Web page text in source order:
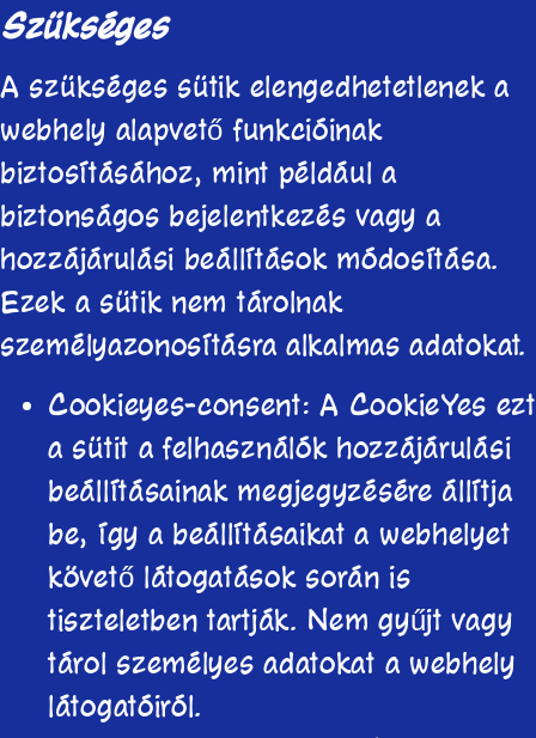
Szükséges
A szükséges sütik elengedhetetlenek a
webhely alapvető funkcióinak
biztosításához, mint például a
biztonságos bejelentkezés vagy a
hozzájárulási beállítások módosítása.
Ezek a sütik nem tárolnak
személyazonosításra alkalmas adatokat.
Cookieyes-consent: A CookieYes ezt
a sütit a felhasználók hozzájárulási
beállításainak megjegyzésére állítja
be, így a beállításaikat a webhelyet
követő látogatások során is
tiszteletben tartják. Nem gyűjt vagy
tárol személyes adatokat a webhely
látogatóiról.